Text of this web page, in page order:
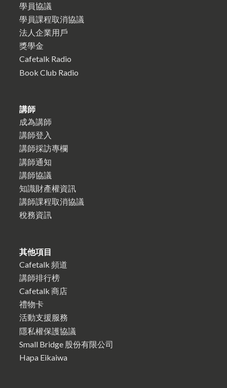
學員協議
學員課程取消協議
法人企業用戶
獎學金
Cafetalk Radio
Book Club Radio
講師
成為講師
講師登入
講師採訪專欄
講師通知
講師協議
知識財產權資訊
講師課程取消協議
稅務資訊
其他項目
Cafetalk 頻道
講師排行榜
Cafetalk 商店
禮物卡
活動支援服務
隱私權保護協議
Small Bridge 股份有限公司
Hapa Eikaiwa